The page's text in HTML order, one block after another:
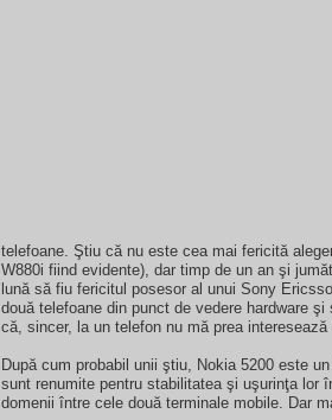
telefoane. Ştiu că nu este cea mai fericită
W880i fiind evidente), dar timp de un an şi
lună să fiu fericitul posesor al unui Sony
două telefoane din punct de vedere hardware
că, sincer, la un telefon nu mă prea
După cum probabil unii ştiu, Nokia 5200 este
sunt renumite pentru stabilitatea şi uşurinţa lor
domenii între cele două terminale mobile. Dar